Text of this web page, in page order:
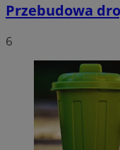
Przebudowa
6